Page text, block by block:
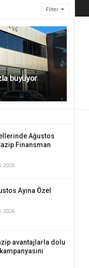
Filter
büyüyor
Ağustos
Finansman
2026
Ayına Özel
2026
avantajlarla dolu